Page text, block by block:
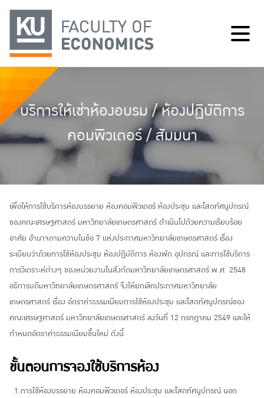
บริการให้เช่าห้องอบรม / ห้องปฏิบัติการ
คอมพิวเตอร์ / สัมมนา
เพื่อให้การใช้บริการห้องบรรยาย ห้องคอมพิวเตอร์ ห้องประชุม และโสตทัศนูปกรณ์
ของคณะเศรษฐศาสตร์ มหาวิทยาลัยเกษตรศาสตร์ ดำเนินไปด้วยความเรียบร้อย
อาศัย อำนาจตามความในข้อ 7 แห่งประกาศมหาวิทยาลัยเกษตรศาสตร์ เรื่อง
ระเบียบว่าด้วยการใช้ห้องประชุม ห้องปฏิบัติการ ห้องพัก อุปกรณ์ และการใช้บริการ
การวิเดราะห์ต่างๆ ของหน่วยงานในสังกัดมหาวิทยาลัยเกษตรศาสตร์ พ.ศ. 2548
อธิการบดีมหาวิทยาลัยเกษตรศาสตร์ จึงให้ยกเลิกประกาศมหาวิทยาลัย
เกษตรศาสตร์ เรื่อง อัตราค่าธรรมเนียมการใช้ห้องประชุม และโสดทัศนูปกรณ์ของ
คณะเศรษฐศาสตร์ มหาวิทยาลัยเกษตรศาสตร์ ลงวันที่ 12 กรกฎาคม 2549 และให้
กำหนดอัตราค่าธรรมเนียมขึ้นใหม่ ดังนี้
ขั้นตอนการจองใช้บริการห้อง
1.การใช้ห้องบรรยาย ห้องคอมพิวเตอร์ ห้องประชุม และโสตทัศนูปกรณ์ นอก